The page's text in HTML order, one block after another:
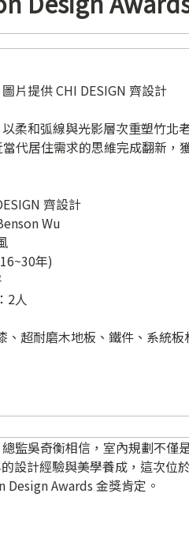
片提供 CHI DESIGN 齊設計
柔和弧線與光影層次重塑竹北
當代居住需求的思維完成翻新
齊設計
Wu
年)
2人
、超耐磨木地板、鐵件、系統
監吳奇衡相信，室內規劃不僅
設計經驗與美學養成，這次位
Awards 金獎肯定。